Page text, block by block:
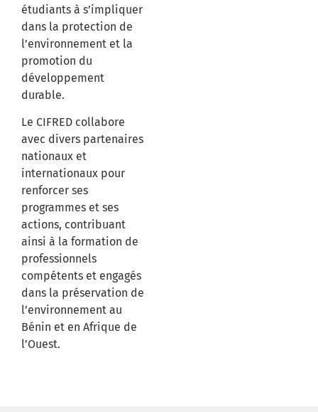
étudiants à s’impliquer
dans la protection de
l’environnement et la
promotion du
développement
durable.
Le CIFRED collabore
avec divers partenaires
nationaux et
internationaux pour
renforcer ses
programmes et ses
actions, contribuant
ainsi à la formation de
professionnels
compétents et engagés
dans la préservation de
l’environnement au
Bénin et en Afrique de
l’Ouest.